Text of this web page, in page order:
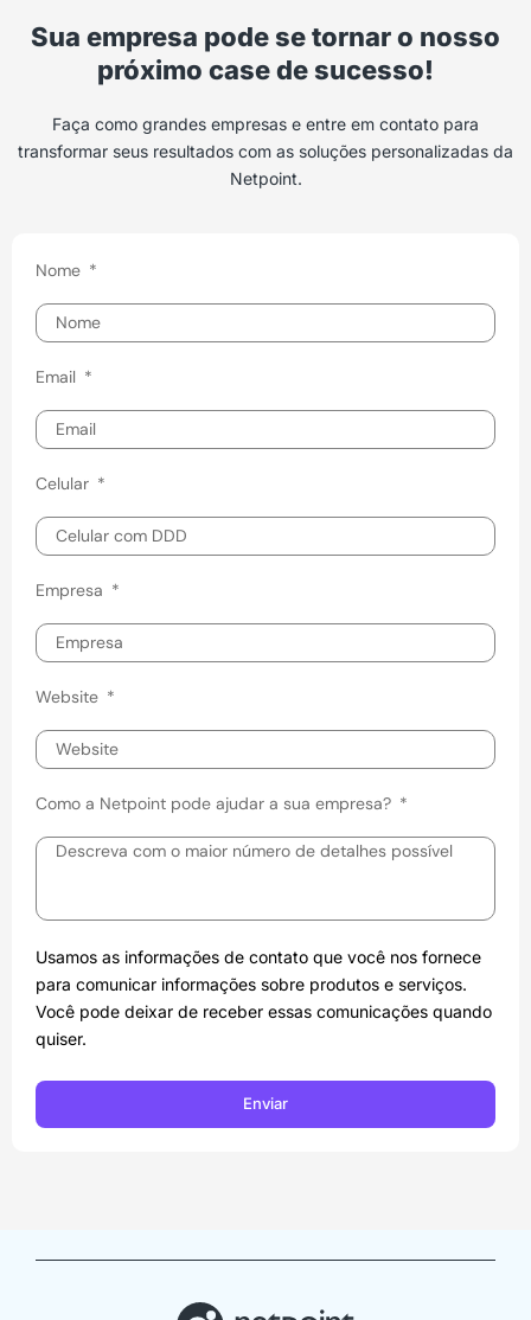
Sua empresa pode se tornar o nosso
próximo case de sucesso!
Faça como grandes empresas e entre em contato para
transformar seus resultados com as soluções personalizadas da
Netpoint.
Nome
Email
Celular
Empresa
Website
Como a Netpoint pode ajudar a sua empresa?
Usamos as informações de contato que você nos fornece
para comunicar informações sobre produtos e serviços.
Você pode deixar de receber essas comunicações quando
quiser.
Enviar